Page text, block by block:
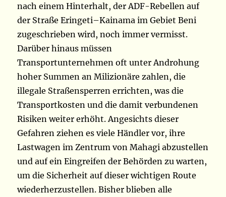
nach einem Hinterhalt, der ADF-Rebellen auf
der Straße Eringeti–Kainama im Gebiet Beni
zugeschrieben wird, noch immer vermisst.
Darüber hinaus müssen
Transportunternehmen oft unter Androhung
hoher Summen an Milizionäre zahlen, die
illegale Straßensperren errichten, was die
Transportkosten und die damit verbundenen
Risiken weiter erhöht. Angesichts dieser
Gefahren ziehen es viele Händler vor, ihre
Lastwagen im Zentrum von Mahagi abzustellen
und auf ein Eingreifen der Behörden zu warten,
um die Sicherheit auf dieser wichtigen Route
wiederherzustellen. Bisher blieben alle